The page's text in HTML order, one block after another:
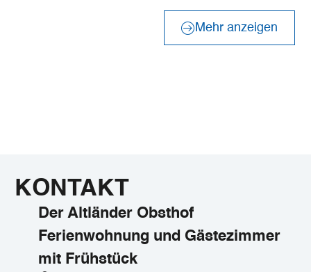
Mehr anzeigen
KONTAKT
Der Altländer Obsthof
Ferienwohnung und Gästezimmer
mit Frühstück